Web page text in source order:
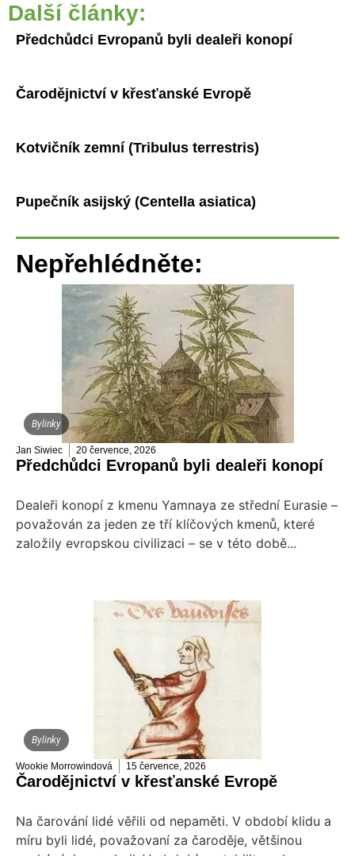
Další články:
Předchůdci Evropanů byli dealeři konopí
Čarodějnictví v křesťanské Evropě
Kotvičník zemní (Tribulus terrestris)
Pupečník asijský (Centella asiatica)
Nepřehlédněte:
Bylinky
Jan Siwiec 20 července, 2026
Předchůdci Evropanů byli dealeři konopí
Dealeři konopí z kmenu Yamnaya ze střední Eurasie –
považován za jeden ze tří klíčových kmenů, které
založily evropskou civilizaci – se v této době...
Bylinky
Wookie Morrowindová 15 července, 2026
Čarodějnictví v křesťanské Evropě
Na čarování lidé věřili od nepaměti. V období klidu a
míru byli lidé, považovaní za čaroděje, většinou